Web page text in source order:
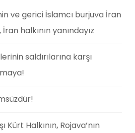
ve gerici İslamcı burjuva İran
halkının yanındayız
saldırılarına karşı
Kürt Halkının, Rojava’nın